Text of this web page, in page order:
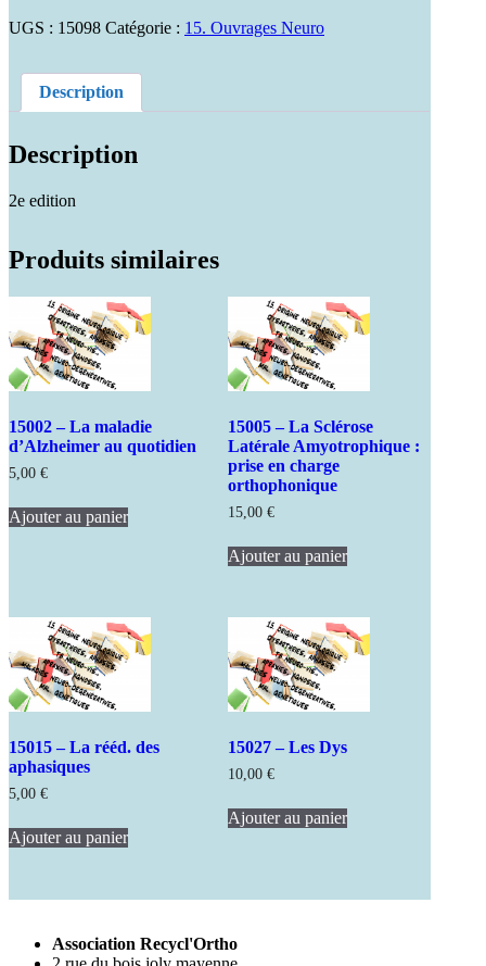
La
malade
UGS : 15098 Catégorie : 15. Ouvrages Neuro
Description
Description
2e edition
Produits similaires
15002 – La maladie
d’Alzheimer au quotidien
5,00 €
Ajouter au panier
15005 – La Sclérose
Latérale Amyotrophique :
prise en charge
orthophonique
15,00€
Ajouter au panier
15015 – La rééd. des
aphasiques
5,00 €
Ajouter au panier
15027 – Les Dys
10,00€
Ajouter au panier
Association Recycl'Ortho